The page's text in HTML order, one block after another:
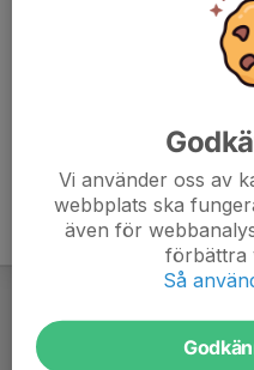
Vi använder oss av
webbplats ska
även för
förbättra
Så